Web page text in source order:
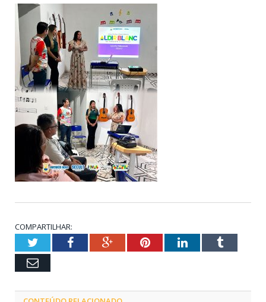
COMPARTILHAR:
TwitterFacebookGoogle+PinterestLinkedInTumblr
Email